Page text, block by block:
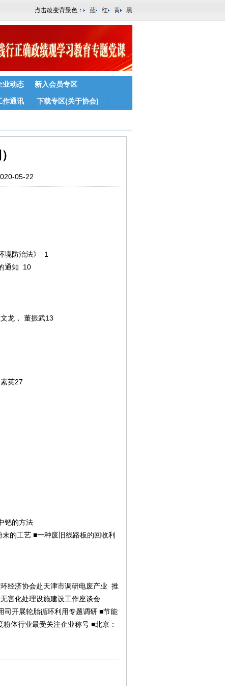
点击改变背景色： 蓝 红 黄 黑
业动态 新入会员专区
作通讯 下载专区(关于协会)
05-22
境防治法》 1
通知 10
龙， 董振武13
英27
钯的方法
的工艺 ■一种废旧线路板的回收利
经济协会赴天津市调研电废产业 推
害化处理设施建设工作座谈会
司开展轮胎循环利用专题调研 ■节能
体行业最受关注企业称号 ■北京：